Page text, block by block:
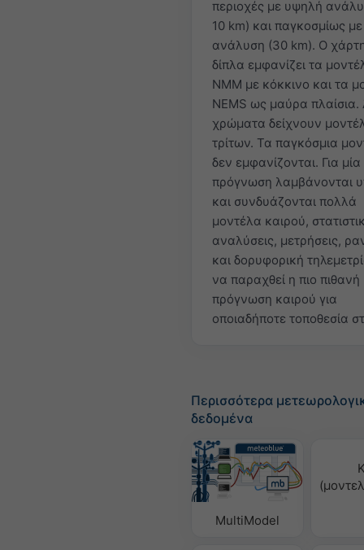
περιοχές με υψηλή
10 km) και παγκοσμίως με
ανάλυση (30 km). Ο
δίπλα εμφανίζει τα
NMM με κόκκινο και τα
NEMS ως μαύρα
χρώματα δείχνουν
τρίτων. Τα παγκόσμια
δεν εμφανίζονται. Για
πρόγνωση λαμβάνονται
και συνδυάζονται πολλά
μοντέλα καιρού,
αναλύσεις, μετρήσεις,
και δορυφορική
να παραχθεί η πιο πιθανή
πρόγνωση καιρού για
οποιαδήποτε τοποθεσία
Περισσότερα
δεδομένα
MultiModel